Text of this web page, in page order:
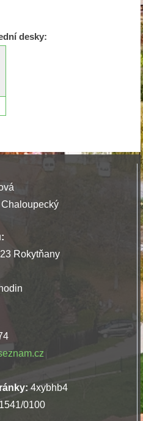
desky:
Rokytňany
4xybhb4
0100